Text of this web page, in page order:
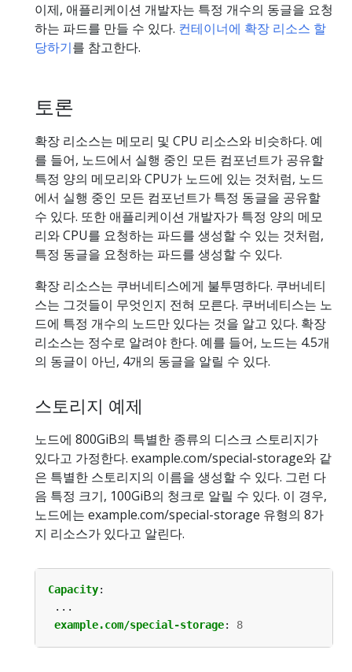
이제, 애플리케이션 개발자는 특정 개수의 동글을 요청
하는 파드를 만들 수 있다. 컨테이너에 확장 리소스 할
당하기를 참고한다.
토론
확장 리소스는 메모리 및 CPU 리소스와 비슷하다. 예
를 들어, 노드에서 실행 중인 모든 컴포넌트가 공유할
특정 양의 메모리와 CPU가 노드에 있는 것처럼, 노드
에서 실행 중인 모든 컴포넌트가 특정 동글을 공유할
수 있다. 또한 애플리케이션 개발자가 특정 양의 메모
리와 CPU를 요청하는 파드를 생성할 수 있는 것처럼,
특정 동글을 요청하는 파드를 생성할 수 있다.
확장 리소스는 쿠버네티스에게 불투명하다. 쿠버네티
스는 그것들이 무엇인지 전혀 모른다. 쿠버네티스는 노
드에 특정 개수의 노드만 있다는 것을 알고 있다. 확장
리소스는 정수로 알려야 한다. 예를 들어, 노드는 4.5개
의 동글이 아닌, 4개의 동글을 알릴 수 있다.
스토리지 예제
노드에 800GiB의 특별한 종류의 디스크 스토리지가
있다고 가정한다. example.com/special-storage와 같
은 특별한 스토리지의 이름을 생성할 수 있다. 그런 다
음 특정 크기, 100GiB의 청크로 알릴 수 있다. 이 경우,
노드에는 example.com/special-storage 유형의 8가
지 리소스가 있다고 알린다.
Capacity:
...
example.com/special-storage: 8